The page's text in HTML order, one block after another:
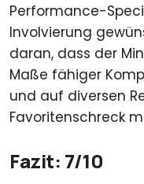
Performance-
Involvierung
daran, dass der
Maße fähiger
und auf diversen
Favoritenschreck
Fazit: 7/10